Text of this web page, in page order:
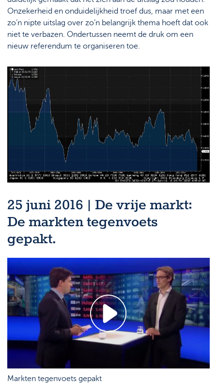
Onzekerheid en onduidelijkheid troef dus, maar met een
zo’n nipte uitslag over zo’n belangrijk thema hoeft dat ook
niet te verbazen. Ondertussen neemt de druk om een
nieuw referendum te organiseren toe.
25 juni 2016 | De vrije markt:
De markten tegenvoets
gepakt.
Markten tegenvoets gepakt